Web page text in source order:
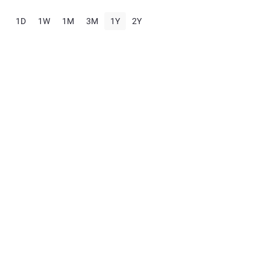
1D 1W 1M 3M 1Y 2Y